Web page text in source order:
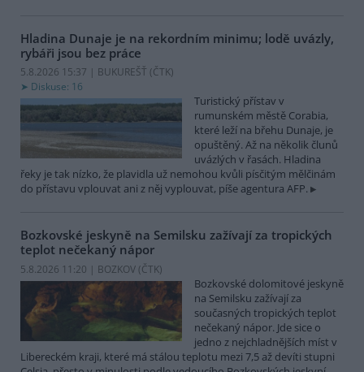
Hladina Dunaje je na rekordním minimu; lodě uvázly,
rybáři jsou bez práce
5.8.2026 15:37 | BUKUREŠŤ (ČTK)
Diskuse: 16
Turistický přístav v
rumunském městě Corabia,
které leží na břehu Dunaje, je
opuštěný. Až na několik člunů
uvázlých v řasách. Hladina
řeky je tak nízko, že plavidla už nemohou kvůli písčitým mělčinám
do přístavu vplouvat ani z něj vyplouvat, píše agentura AFP.
Bozkovské jeskyně na Semilsku zažívají za tropických
teplot nečekaný nápor
5.8.2026 11:20 | BOZKOV (ČTK)
Bozkovské dolomitové jeskyně
na Semilsku zažívají za
současných tropických teplot
nečekaný nápor. Jde sice o
jedno z nejchladnějších míst v
Libereckém kraji, které má stálou teplotu mezi 7,5 až devíti stupni